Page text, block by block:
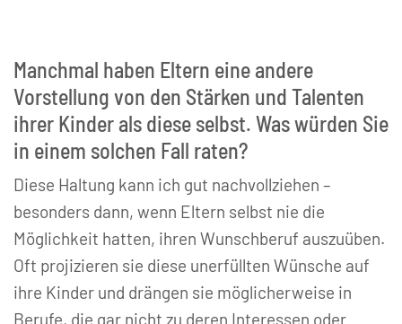
Manchmal haben Eltern eine andere
Vorstellung von den Stärken und Talenten
ihrer Kinder als diese selbst. Was würden Sie
in einem solchen Fall raten?
Diese Haltung kann ich gut nachvollziehen –
besonders dann, wenn Eltern selbst nie die
Möglichkeit hatten, ihren Wunschberuf auszuüben.
Oft projizieren sie diese unerfüllten Wünsche auf
ihre Kinder und drängen sie möglicherweise in
Berufe, die gar nicht zu deren Interessen oder